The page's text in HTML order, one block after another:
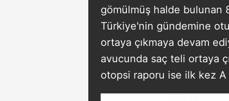
gömülmüş halde bulunan
Türkiye'nin gündemine
ortaya çıkmaya devam
avucunda saç teli ortaya
otopsi raporu ise ilk kez A